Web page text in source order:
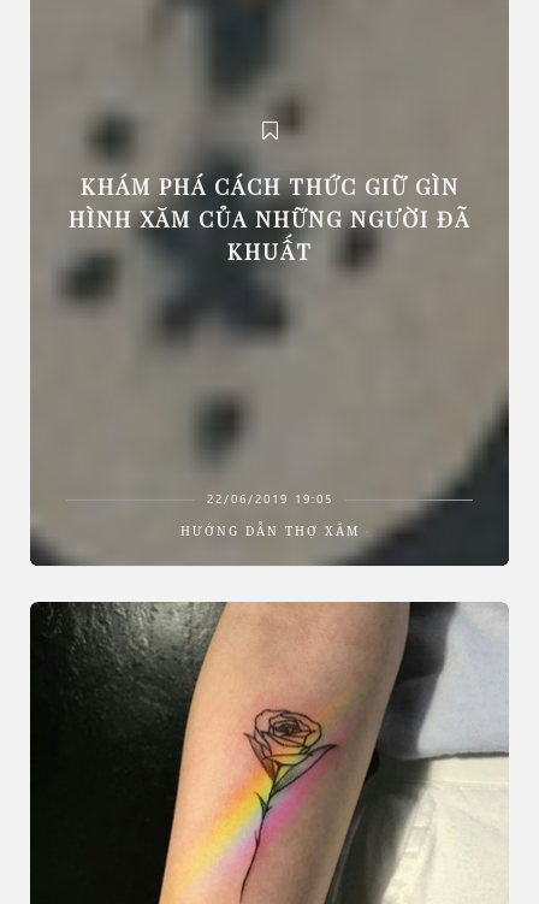
KHÁM PHÁ CÁCH THỨC GIỮ GÌN
HÌNH XĂM CỦA NHỮNG NGƯỜI ĐÃ
KHUẤT
22/06/2019 19:05
HƯỚNG DẪN THỢ XĂM